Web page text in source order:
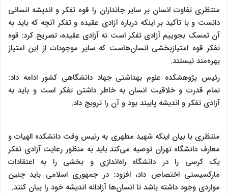
منتظری‌ تفاوت انسان بر سایر جانداران را قوه تفکر و اندیشه انسانی
دانست و با تأکید بر اینکه درباره آزادی عقیده و تفکر آنچه که باید به
آن تمسک بجوییم آزادی تفکر است نه آزادی عقیده، تصریح کرد: قوه
تفکر قوه امتیازبخشی انسان‌هاست که سایر موجودات از این امتیاز
بهره‌مند نیستند.
رئیس پژوهشکده علوم بهداشتی جهاد دانشگاهی کشور ادامه داد:
تمام قدرت و خلاقیت انسان به خاطر داشتن تفکر است و باید به
آزادی تفکر و اندیشه پایبند بود و آن را ترویج داد.
منتظری با بیان اینکه شهید مطهری به رئیس وقت دانشکده الهیات و
معارف دانشگاه تهران توصیه می‌کند باید به منظور رعایت آزادی تفکر
یک کرسی را در دانشگاه راه‌اندازی و بخشی را به اعتقادات
مارکسیستی اختصاص داد، افزود: در جمهوری اسلامی باید چنین
مواردی وجود داشته باشد تا انسان‌ها آزادانه اندیشه خود را بیان کنند.